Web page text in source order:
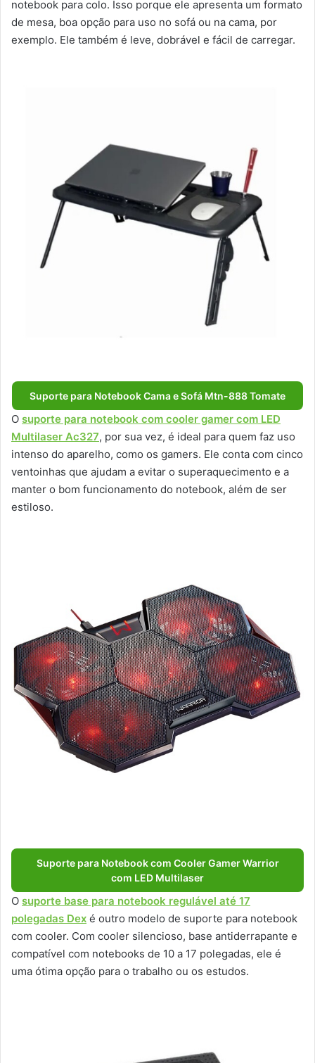
notebook para colo. Isso porque ele apresenta um formato
de mesa, boa opção para uso no sofá ou na cama, por
exemplo. Ele também é leve, dobrável e fácil de carregar.
Suporte para Notebook Cama e Sofá Mtn-888 Tomate
O suporte para notebook com cooler gamer com LED
Multilaser Ac327, por sua vez, é ideal para quem faz uso
intenso do aparelho, como os gamers. Ele conta com cinco
ventoinhas que ajudam a evitar o superaquecimento e a
manter o bom funcionamento do notebook, além de ser
estiloso.
Suporte para Notebook com Cooler Gamer Warrior
com LED Multilaser
O suporte base para notebook regulável até 17
polegadas Dex é outro modelo de suporte para notebook
com cooler. Com cooler silencioso, base antiderrapante e
compatível com notebooks de 10 a 17 polegadas, ele é
uma ótima opção para o trabalho ou os estudos.